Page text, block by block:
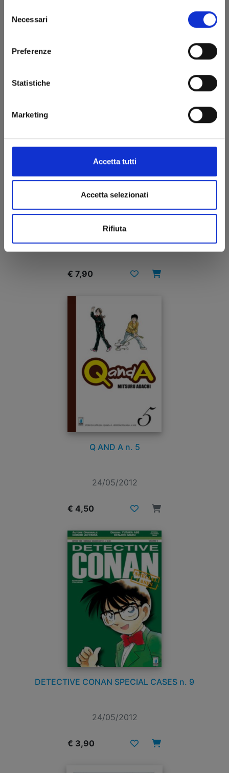
delNecessari
Preferenze
Statistiche
Marketing
Accetta tutti
Accetta selezionati
Rifiuta
LE BIZZARRE AVVENTURE DI JOJO 4a SERIE -
€ 7,90
Q AND A n. 5
24/05/2012
€ 4,50
DETECTIVE CONAN SPECIAL CASES n. 9
24/05/2012
€ 3,90